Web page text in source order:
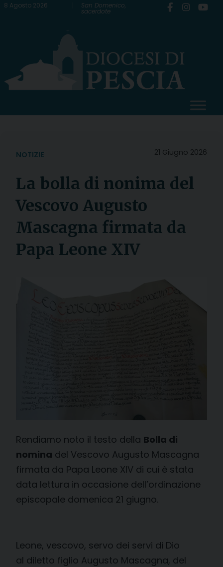
Skip
8 Agosto 2026 San Domenico,
sacerdote
21 Giugno 2026
NOTIZIE
La bolla di nonima del
Vescovo Augusto
Mascagna firmata da
Papa Leone XIV
Rendiamo noto il testo della Bolla di
nomina del Vescovo Augusto Mascagna
firmata da Papa Leone XIV di cui è stata
data lettura in occasione dell’ordinazione
episcopale domenica 21 giugno.
Leone, vescovo, servo dei servi di Dio
al diletto figlio Augusto Mascagna, del